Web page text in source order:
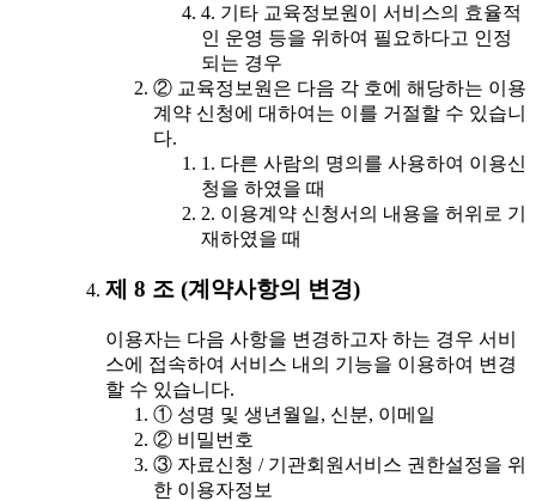
4. 기타 교육정보원이 서비스의 효율적
인 운영 등을 위하여 필요하다고 인정
되는 경우
② 교육정보원은 다음 각 호에 해당하는 이용
계약 신청에 대하여는 이를 거절할 수 있습니
다.
1. 다른 사람의 명의를 사용하여 이용신
청을 하였을 때
2. 이용계약 신청서의 내용을 허위로 기
재하였을 때
제 8 조 (계약사항의 변경)
이용자는 다음 사항을 변경하고자 하는 경우 서비
스에 접속하여 서비스 내의 기능을 이용하여 변경
할 수 있습니다.
① 성명 및 생년월일, 신분, 이메일
② 비밀번호
③ 자료신청 / 기관회원서비스 권한설정을 위
한 이용자정보